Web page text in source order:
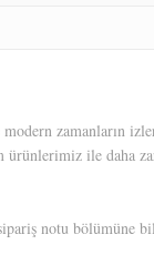
zamanların
ürünlerimiz ile daha
notu bölümüne